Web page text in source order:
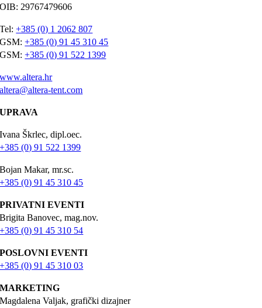
OIB: 29767479606
Tel:+385 (0) 1 2062 807
GSM:+385 (0) 91 45 310 45
GSM:+385 (0) 91 522 1399
www.altera.hr
altera@altera-tent.com
UPRAVA
Ivana Škrlec, dipl.oec.
+385 (0) 91 522 1399
Bojan Makar, mr.sc.
+385 (0) 91 45 310 45
PRIVATNI EVENTI
Brigita Banovec, mag.nov.
+385 (0) 91 45 310 54
POSLOVNI EVENTI
+385 (0) 91 45 310 03
MARKETING
Magdalena Valjak, grafički dizajner